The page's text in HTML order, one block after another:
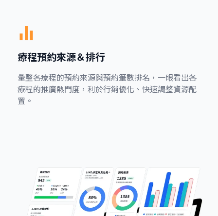
療程預約來源＆排行
彙整各療程的預約來源與預約筆數排名，一眼看出各
療程的推廣熱門度，利於行銷優化、快速調整資源配
置。